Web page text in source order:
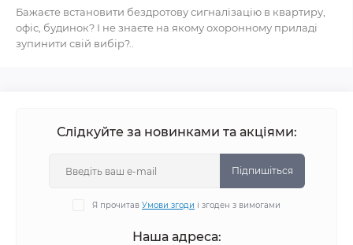
Бажаєте встановити бездротову сигналізацію в квартиру,
офіс, будинок? І не знаєте на якому охоронному приладі
зупинити свій вибір?..
Слідкуйте за новинками та акціями:
Підпишіться
Я прочитав Умови згоди і згоден з вимогами
Наша адреса: